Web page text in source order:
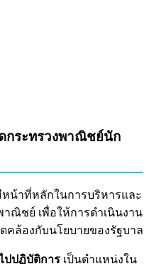
กระทรวงพาณิชย์นัก
น้าที่หลักในการบริหารและ
ณิชย์ เพื่อให้การดำเนินงาน
คล้องกับนโยบายของรัฐบาล
ปปฏิบัติการ เป็นตำแหน่งใน